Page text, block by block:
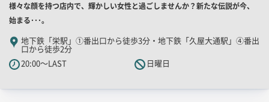
店
舗
PR
キ
ャ
チ
様々な顔を持つ店内で、輝かしい女性と過ごしませんか？新たな伝説が今、
始まる･･･。
地下鉄「栄駅」①番出口から徒歩3分・地下鉄「久屋大通駅」④番出
口から徒歩2分
20:00～LAST
日曜日